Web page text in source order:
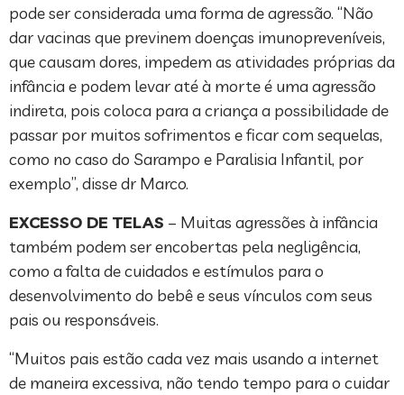
pode ser considerada uma forma de agressão. “Não
dar vacinas que previnem doenças imunopreveníveis,
que causam dores, impedem as atividades próprias da
infância e podem levar até à morte é uma agressão
indireta, pois coloca para a criança a possibilidade de
passar por muitos sofrimentos e ficar com sequelas,
como no caso do Sarampo e Paralisia Infantil, por
exemplo”, disse dr Marco.
EXCESSO DE TELAS – Muitas agressões à infância
também podem ser encobertas pela negligência,
como a falta de cuidados e estímulos para o
desenvolvimento do bebê e seus vínculos com seus
pais ou responsáveis.
“Muitos pais estão cada vez mais usando a internet
de maneira excessiva, não tendo tempo para o cuidar